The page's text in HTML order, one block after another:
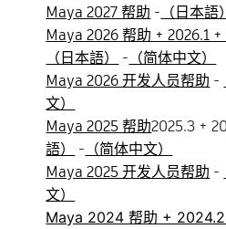
Maya 2027 帮助 - （日本語）
Maya 2026 帮助 + 2026.1
（日本語）
- （简体中文）
Maya 2026 开发人员帮助 -
文）
Maya 2025 帮助2025.3 +
語）
- （简体中文）
Maya 2025 开发人员帮助 -
文）
Maya 2024 帮助 +